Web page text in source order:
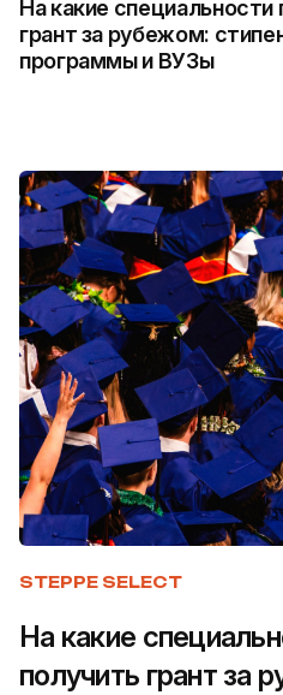
На какие
грант за рубежом:
программы и ВУЗы
STEPPE SELECT
На какие
получить грант за